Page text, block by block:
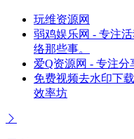
玩维资源网
弱鸡娱乐网 - 专注
络那些事。
爱Q资源网 - 专注
免费视频去水印下
效率坊